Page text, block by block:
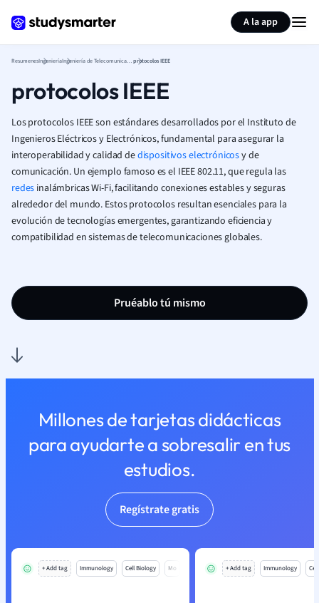
A la app
ResumenesIngeniería Ingeniería de Telecomunicaciones (Ingeniería)protocolos IEEE
protocolos IEEE
Los protocolos IEEE son estándares desarrollados por el Instituto de
Ingenieros Eléctricos y Electrónicos, fundamental para asegurar la
interoperabilidad y calidad dedispositivos electrónicosy de
comunicación. Un ejemplo famoso es el IEEE 802.11, que regula las
redes inalámbricas Wi-Fi, facilitando conexiones estables y seguras
alrededor del mundo. Estos protocolos resultan esenciales para la
evolución de tecnologías emergentes, garantizando eficiencia y
compatibilidad en sistemas de telecomunicaciones globales.
Pruéablo tú mismo
Millones de tarjetas didácticas
para ayudarte a sobresalir en tus
estudios.
Regístrate gratis
+ Add tag Immunology Cell Biology Mo + Add tag Immunology
Resumir página